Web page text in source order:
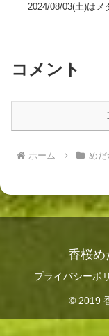
2024/08/03(土)はメ
コメント
ホーム めだ
香桜め
プライバシーポ
© 2019